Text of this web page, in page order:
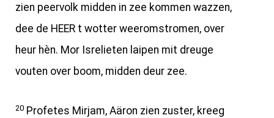
zien peervolk midden in zee kommen wazzen,
dee de HEER t wotter weeromstromen, over
heur hèn. Mor Isrelieten laipen mit dreuge
vouten over boom, midden deur zee.
20 Profetes Mirjam, Aäron zien zuster, kreeg